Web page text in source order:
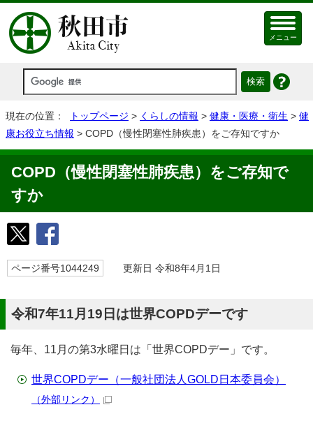
メニュー
現在の位置： トップページ > くらしの情報 > 健康・医療・衛生 > 健
康お役立ち情報 > COPD（慢性閉塞性肺疾患）をご存知ですか
COPD（慢性閉塞性肺疾患）をご存知で
すか
ページ番号1044249 更新日 令和8年4月1日
令和7年11月19日は世界COPDデーです
毎年、11月の第3水曜日は「世界COPDデー」です。
世界COPDデー（一般社団法人GOLD日本委員会）
（外部リンク）